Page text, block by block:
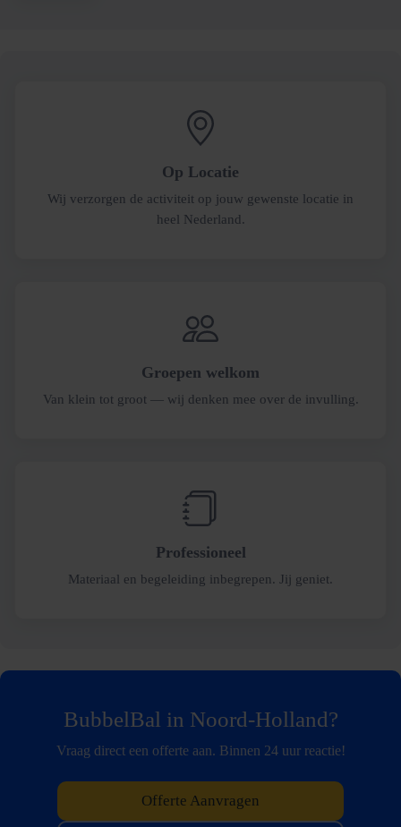
Op Locatie
Wij verzorgen de activiteit op jouw gewenste locatie in
heel Nederland.
Groepen welkom
Van klein tot groot — wij denken mee over de invulling.
Professioneel
Materiaal en begeleiding inbegrepen. Jij geniet.
BubbelBal in Noord-Holland?
Vraag direct een offerte aan. Binnen 24 uur reactie!
Offerte Aanvragen